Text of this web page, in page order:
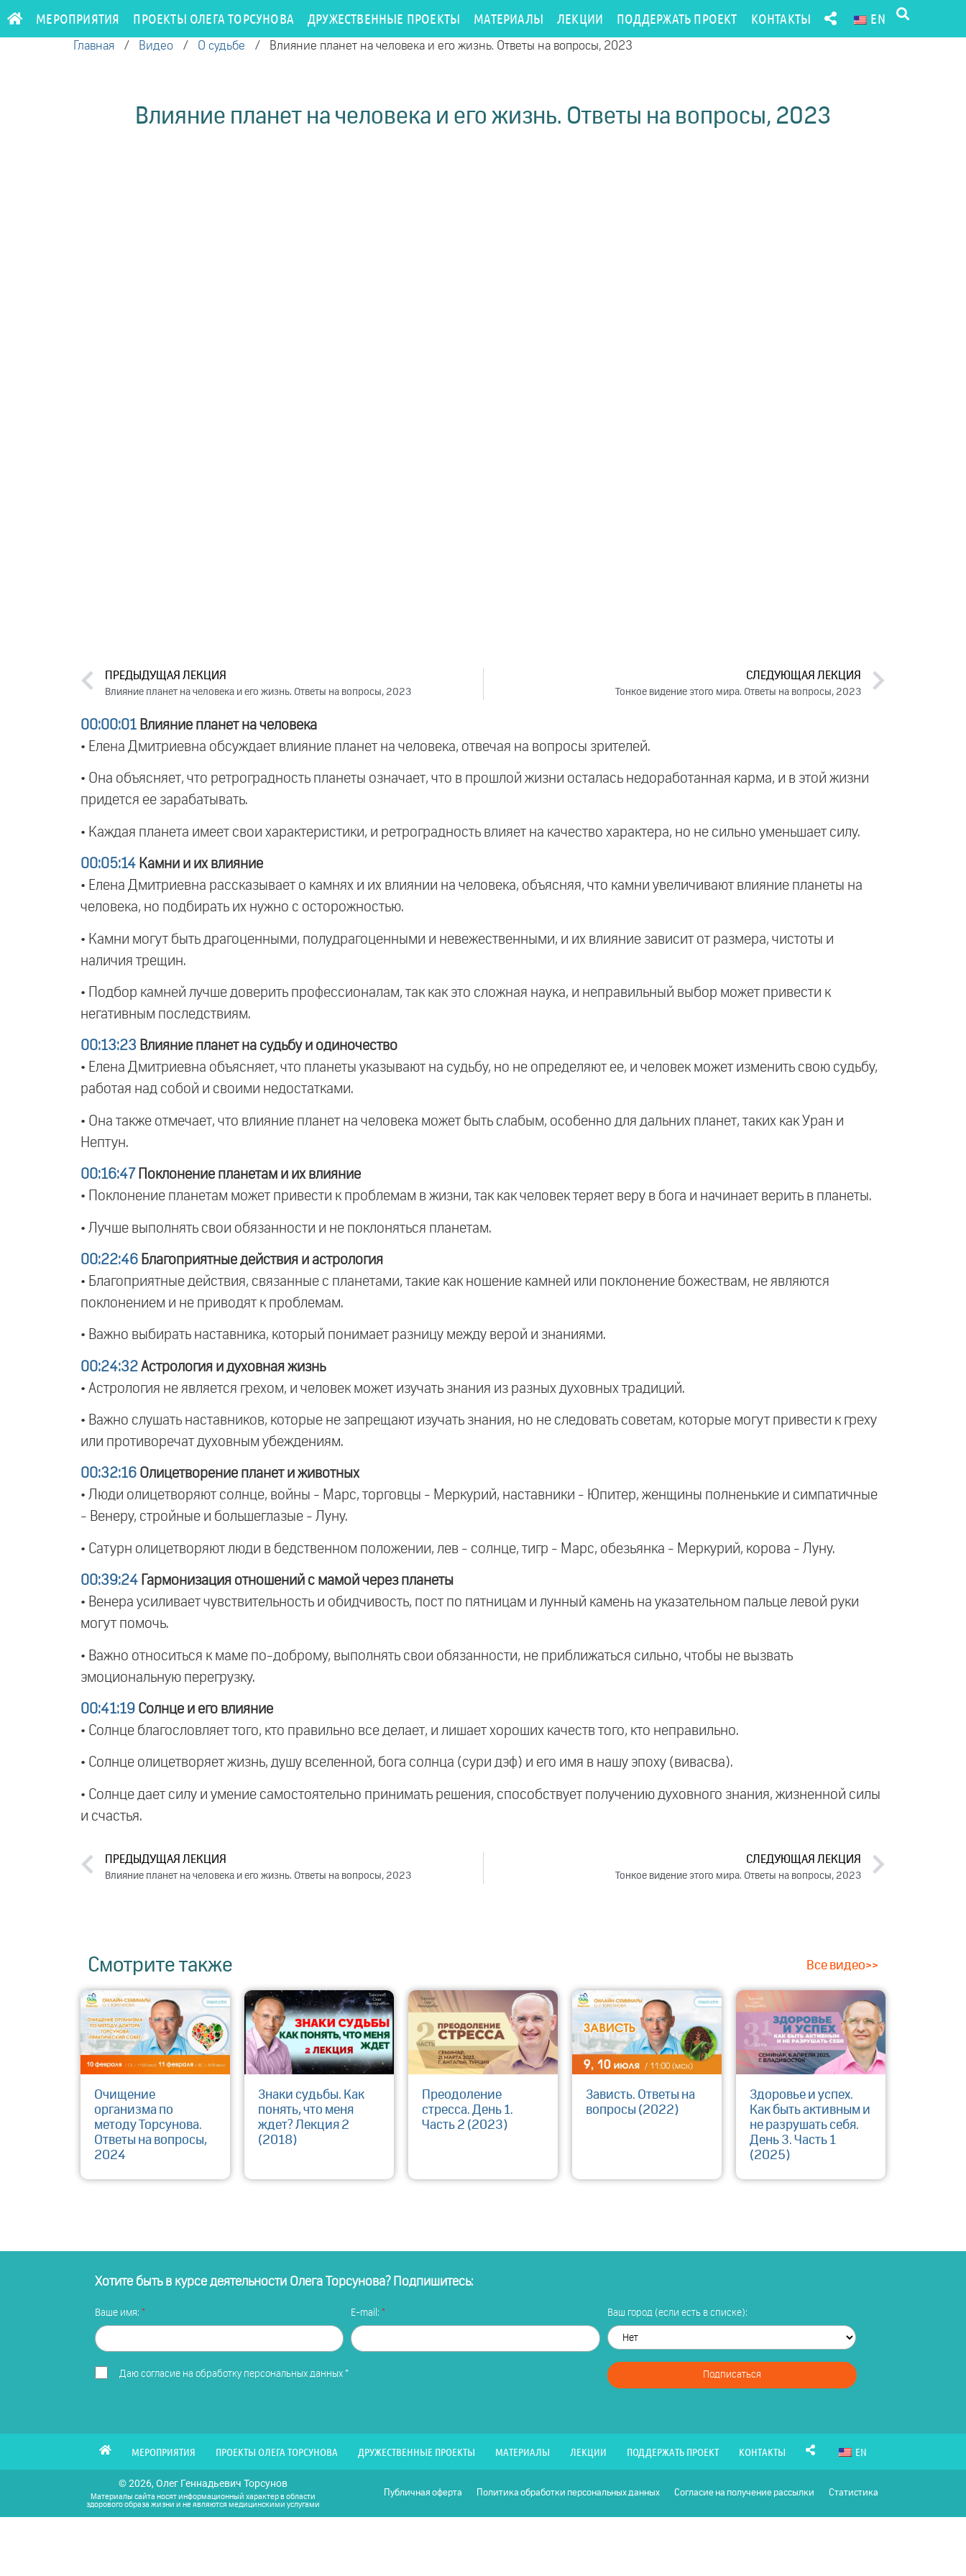
МЕРОПРИЯТИЯ ПРОЕКТЫ ОЛЕГА ТОРСУНОВА ДРУЖЕСТВЕННЫЕ ПРОЕКТЫ МАТЕРИАЛЫ ЛЕКЦИИ ПОДДЕРЖАТЬ ПРОЕКТ КОНТАКТЫ EN
Главная / Видео / О судьбе / Влияние планет на человека и его жизнь. Ответы на вопросы, 2023
Влияние планет на человека и его жизнь. Ответы на вопросы, 2023
ПРЕДЫДУЩАЯ ЛЕКЦИЯ
Влияние планет на человека и его жизнь. Ответы на вопросы, 2023
СЛЕДУЮЩАЯ ЛЕКЦИЯ
Тонкое видение этого мира. Ответы на вопросы, 2023
00:00:01 Влияние планет на человека
• Елена Дмитриевна обсуждает влияние планет на человека, отвечая на вопросы зрителей.
• Она объясняет, что ретроградность планеты означает, что в прошлой жизни осталась недоработанная карма, и в этой жизни
придется ее зарабатывать.
• Каждая планета имеет свои характеристики, и ретроградность влияет на качество характера, но не сильно уменьшает силу.
00:05:14 Камни и их влияние
• Елена Дмитриевна рассказывает о камнях и их влиянии на человека, объясняя, что камни увеличивают влияние планеты на
человека, но подбирать их нужно с осторожностью.
• Камни могут быть драгоценными, полудрагоценными и невежественными, и их влияние зависит от размера, чистоты и
наличия трещин.
• Подбор камней лучше доверить профессионалам, так как это сложная наука, и неправильный выбор может привести к
негативным последствиям.
00:13:23 Влияние планет на судьбу и одиночество
• Елена Дмитриевна объясняет, что планеты указывают на судьбу, но не определяют ее, и человек может изменить свою судьбу,
работая над собой и своими недостатками.
• Она также отмечает, что влияние планет на человека может быть слабым, особенно для дальних планет, таких как Уран и
Нептун.
00:16:47 Поклонение планетам и их влияние
• Поклонение планетам может привести к проблемам в жизни, так как человек теряет веру в бога и начинает верить в планеты.
• Лучше выполнять свои обязанности и не поклоняться планетам.
00:22:46 Благоприятные действия и астрология
• Благоприятные действия, связанные с планетами, такие как ношение камней или поклонение божествам, не являются
поклонением и не приводят к проблемам.
• Важно выбирать наставника, который понимает разницу между верой и знаниями.
00:24:32 Астрология и духовная жизнь
• Астрология не является грехом, и человек может изучать знания из разных духовных традиций.
• Важно слушать наставников, которые не запрещают изучать знания, но не следовать советам, которые могут привести к греху
или противоречат духовным убеждениям.
00:32:16 Олицетворение планет и животных
• Люди олицетворяют солнце, войны - Марс, торговцы - Меркурий, наставники - Юпитер, женщины полненькие и симпатичные
- Венеру, стройные и большеглазые - Луну.
• Сатурн олицетворяют люди в бедственном положении, лев - солнце, тигр - Марс, обезьянка - Меркурий, корова - Луну.
00:39:24 Гармонизация отношений с мамой через планеты
• Венера усиливает чувствительность и обидчивость, пост по пятницам и лунный камень на указательном пальце левой руки
могут помочь.
• Важно относиться к маме по-доброму, выполнять свои обязанности, не приближаться сильно, чтобы не вызвать
эмоциональную перегрузку.
00:41:19 Солнце и его влияние
• Солнце благословляет того, кто правильно все делает, и лишает хороших качеств того, кто неправильно.
• Солнце олицетворяет жизнь, душу вселенной, бога солнца (сури дэф) и его имя в нашу эпоху (вивасва).
• Солнце дает силу и умение самостоятельно принимать решения, способствует получению духовного знания, жизненной силы
и счастья.
ПРЕДЫДУЩАЯ ЛЕКЦИЯ
Влияние планет на человека и его жизнь. Ответы на вопросы, 2023
СЛЕДУЮЩАЯ ЛЕКЦИЯ
Тонкое видение этого мира. Ответы на вопросы, 2023
Смотрите также Все видео>>
Очищение
организма по
методу Торсунова.
Ответы на вопросы,
2024
Знаки судьбы. Как
понять, что меня
ждет? Лекция 2
(2018)
Преодоление
стресса. День 1.
Часть 2 (2023)
Зависть. Ответы на
вопросы (2022)
Здоровье и успех.
Как быть активным и
не разрушать себя.
День 3. Часть 1
(2025)
Хотите быть в курсе деятельности Олега Торсунова? Подпишитесь:
Ваше имя: E-mail: Ваш город (если есть в списке):
Даю согласие на обработку персональных данных* Подписаться
МЕРОПРИЯТИЯ ПРОЕКТЫ ОЛЕГА ТОРСУНОВА ДРУЖЕСТВЕННЫЕ ПРОЕКТЫ МАТЕРИАЛЫ ЛЕКЦИИ ПОДДЕРЖАТЬ ПРОЕКТ КОНТАКТЫ EN
© 2026, Олег Геннадьевич Торсунов
Материалы сайта носят информационный характер в области
здорового образа жизни и не являются медицинскими услугами
Публичная оферта Политика обработки персональных данных Согласие на получение рассылки Статистика